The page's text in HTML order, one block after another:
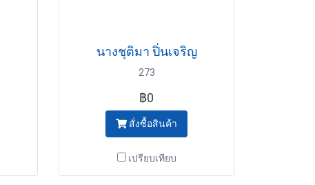
นางชุติมา ปิ่นเจริญ
273
฿0
สั่งซื้อสินค้า
เปรียบเทียบ